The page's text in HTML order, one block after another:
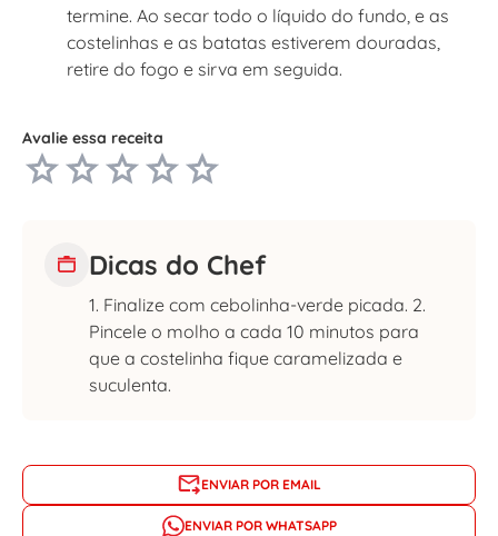
termine. Ao secar todo o líquido do fundo, e as
costelinhas e as batatas estiverem douradas,
retire do fogo e sirva em seguida.
Avalie essa receita
Dicas do Chef
1. Finalize com cebolinha-verde picada. 2.
Pincele o molho a cada 10 minutos para
que a costelinha fique caramelizada e
suculenta.
ENVIAR POR EMAIL
ENVIAR POR WHATSAPP